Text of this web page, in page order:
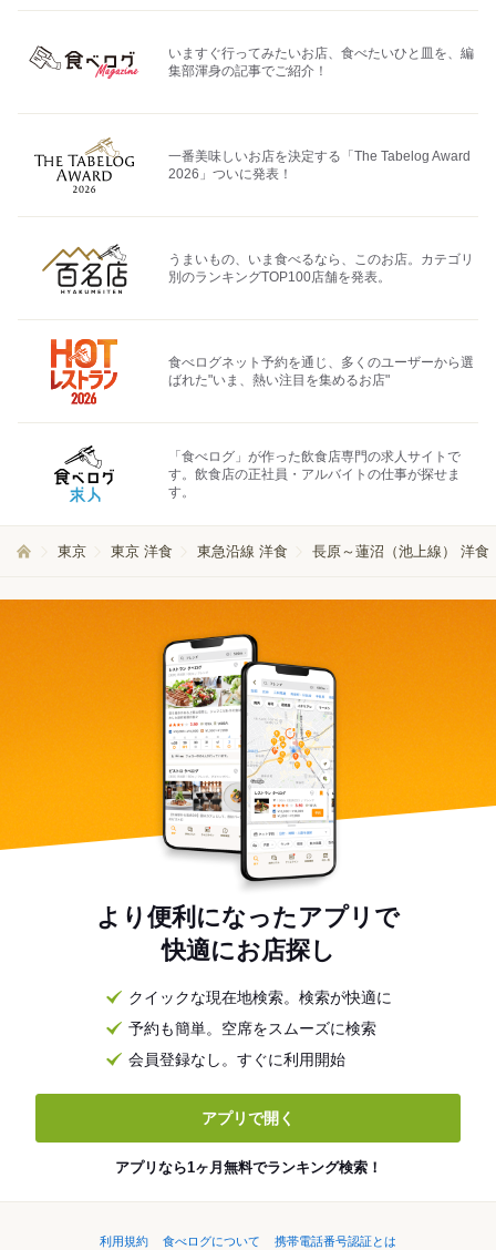
いますぐ行ってみたいお店、食べたいひと皿を、編
集部渾身の記事でご紹介！
一番美味しいお店を決定する「The Tabelog Award
2026」ついに発表！
うまいもの、いま食べるなら、このお店。カテゴリ
別のランキングTOP100店舗を発表。
食べログネット予約を通じ、多くのユーザーから選
ばれた"いま、熱い注目を集めるお店"
「食べログ」が作った飲食店専門の求人サイトで
す。飲食店の正社員・アルバイトの仕事が探せま
す。
東京 東京 洋食 東急沿線 洋食 長原～蓮沼（池上線） 洋食
より便利になったアプリで
快適にお店探し
クイックな現在地検索。検索が快適に
予約も簡単。空席をスムーズに検索
会員登録なし。すぐに利用開始
アプリで開く
アプリなら1ヶ月無料でランキング検索！
利用規約 食べログについて 携帯電話番号認証とは